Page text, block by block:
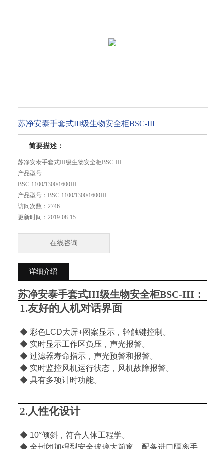
苏净安泰手套式III级生物安全柜BSC-III
简要描述：
苏净安泰手套式III级生物安全柜BSC-III
产品型号
BSC-1100/1300/1600III
产品型号： BSC-1100/1300/1600III
访问次数： 2746
更新时间： 2019-08-15
在线咨询
详细介绍
苏净安泰手套式III级生物安全柜BSC-III ：
1.友好的人机对话界面
◆ 彩色LCD大屏+图案显示，轻触键控制。
◆ 实时显示工作区负压，声光报警。
◆ 过滤器寿命指示，声光预警和报警。
◆ 实时监控风机运行状态，风机故障报警。
◆ 具有多项计时功能。
2.人性化设计
◆ 10°倾斜，符合人体工程学。
◆ 全封闭加强型安全玻璃大前窗，配备进口隔离手